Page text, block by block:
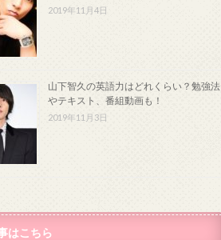
2019年11月4日
山下智久の英語力はどれくらい？勉強法
やテキスト、番組動画も！
2019年11月3日
はこちら